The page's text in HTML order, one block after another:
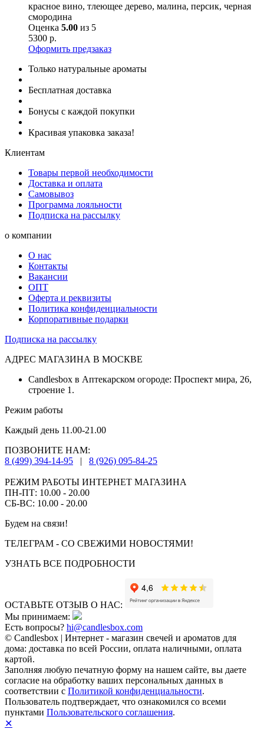
красное вино, тлеющее дерево, малина, персик, черная
смородина
Оценка 5.00 из 5
5300 р.
Оформить предзаказ
Только натуральные ароматы
Бесплатная доставка
Бонусы с каждой покупки
Красивая упаковка заказа!
Клиентам
Товары первой необходимости
Доставка и оплата
Самовывоз
Программа лояльности
Подписка на рассылку
о компании
О нас
Контакты
Вакансии
ОПТ
Оферта и реквизиты
Политика конфиденциальности
Корпоративные подарки
Подписка на рассылку
АДРЕС МАГАЗИНА В МОСКВЕ
Candlesbox в Аптекарском огороде: Проспект мира, 26,
строение 1.
Режим работы
Каждый день 11.00-21.00
ПОЗВОНИТЕ НАМ:
8 (499) 394-14-95
| 8 (926) 095-84-25
РЕЖИМ РАБОТЫ ИНТЕРНЕТ МАГАЗИНА
ПН-ПТ: 10.00 - 20.00
СБ-ВС: 10.00 - 20.00
Будем на связи!
ТЕЛЕГРАМ - СО СВЕЖИМИ НОВОСТЯМИ!
УЗНАТЬ ВСЕ ПОДРОБНОСТИ
ОСТАВЬТЕ ОТЗЫВ О НАС:
Мы принимаем:
Есть вопросы? hi@candlesbox.com
© Candlesbox | Интернет - магазин свечей и ароматов для
дома: доставка по всей России, оплата наличными, оплата
картой.
Заполняя любую печатную форму на нашем сайте, вы даете
согласие на обработку ваших персональных данных в
соответствии с Политикой конфиденциальности.
Пользователь подтверждает, что ознакомился со всеми
пунктами Пользовательского соглашения.
✕